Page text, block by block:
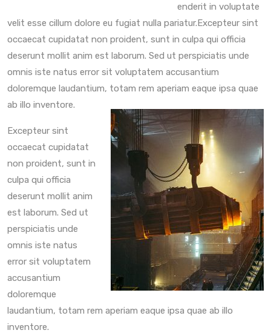
enderit in voluptate
velit esse cillum dolore eu fugiat nulla pariatur.Excepteur sint
occaecat cupidatat non proident, sunt in culpa qui officia
deserunt mollit anim est laborum. Sed ut perspiciatis unde
omnis iste natus error sit voluptatem accusantium
doloremque laudantium, totam rem aperiam eaque ipsa quae
ab illo inventore.
Excepteur sint
occaecat cupidatat
non proident, sunt in
culpa qui officia
deserunt mollit anim
est laborum. Sed ut
perspiciatis unde
omnis iste natus
error sit voluptatem
accusantium
doloremque
laudantium, totam rem aperiam eaque ipsa quae ab illo
inventore.